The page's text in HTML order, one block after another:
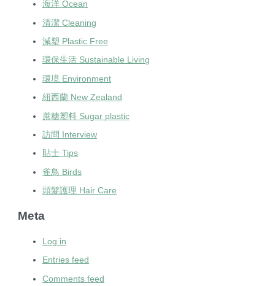
海洋 Ocean
清潔 Cleaning
減塑 Plastic Free
環保生活 Sustainable Living
環境 Environment
紐西蘭 New Zealand
蔗糖塑料 Sugar plastic
訪問 Interview
貼士 Tips
雀鳥 Birds
頭髮護理 Hair Care
Meta
Log in
Entries feed
Comments feed